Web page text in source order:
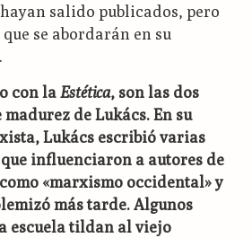
salido publicados, pero
se abordarán en su
con laEstética, son las dos
de Lukács. En su
Lukács escribió varias
influenciaron a autores de
«marxismo occidental» y
más tarde. Algunos
escuela tildan al viejo